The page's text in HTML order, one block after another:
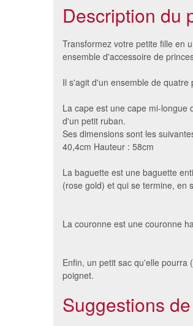
Description du
Transformez votre petite fille en
ensemble d'accessoire de
Il s'agit d'un ensemble de quatre
La cape est une cape mi-longue
d'un petit ruban.
Ses dimensions sont les
40,4cm Hauteur : 58cm
La baguette est une baguette
(rose gold) et qui se termine, en
La couronne est une couronne
Enfin, un petit sac qu'elle pourra
poignet.
Suggestions
Cape enfant col cuir et
14 €